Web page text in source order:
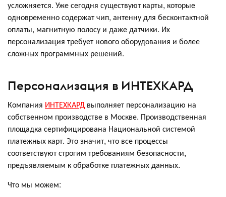
усложняется. Уже сегодня существуют карты, которые
одновременно содержат чип, антенну для бесконтактной
оплаты, магнитную полосу и даже датчики. Их
персонализация требует нового оборудования и более
сложных программных решений.
Персонализация в ИНТЕХКАРД
Компания ИНТЕХКАРД выполняет персонализацию на
собственном производстве в Москве. Производственная
площадка сертифицирована Национальной системой
платежных карт. Это значит, что все процессы
соответствуют строгим требованиям безопасности,
предъявляемым к обработке платежных данных.
Что мы можем: